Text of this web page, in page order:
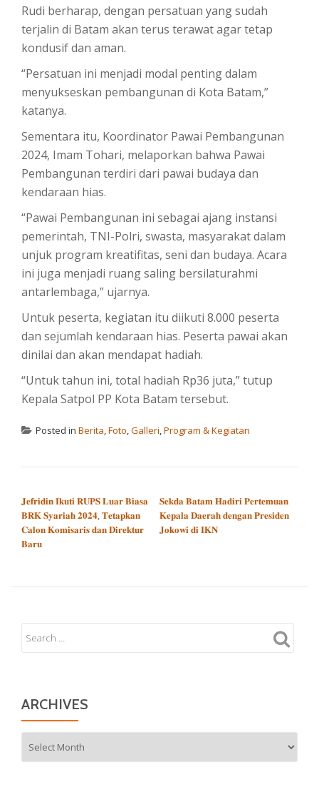
Rudi berharap, dengan persatuan yang sudah
terjalin di Batam akan terus terawat agar tetap
kondusif dan aman.
“Persatuan ini menjadi modal penting dalam
menyukseskan pembangunan di Kota Batam,”
katanya.
Sementara itu, Koordinator Pawai Pembangunan
2024, Imam Tohari, melaporkan bahwa Pawai
Pembangunan terdiri dari pawai budaya dan
kendaraan hias.
“Pawai Pembangunan ini sebagai ajang instansi
pemerintah, TNI-Polri, swasta, masyarakat dalam
unjuk program kreatifitas, seni dan budaya. Acara
ini juga menjadi ruang saling bersilaturahmi
antarlembaga,” ujarnya.
Untuk peserta, kegiatan itu diikuti 8.000 peserta
dan sejumlah kendaraan hias. Peserta pawai akan
dinilai dan akan mendapat hadiah.
“Untuk tahun ini, total hadiah Rp36 juta,” tutup
Kepala Satpol PP Kota Batam tersebut.
Posted in Berita,Foto,Galleri,Program & Kegiatan
𝐉𝐞𝐟𝐫𝐢𝐝𝐢𝐧 𝐈𝐤𝐮𝐭𝐢 𝐑𝐔𝐏𝐒 𝐋𝐮𝐚𝐫 𝐁𝐢𝐚𝐬𝐚
𝐁𝐑𝐊 𝐒𝐲𝐚𝐫𝐢𝐚𝐡 𝟐𝟎𝟐𝟒, 𝐓𝐞𝐭𝐚𝐩𝐤𝐚𝐧
𝐂𝐚𝐥𝐨𝐧 𝐊𝐨𝐦𝐢𝐬𝐚𝐫𝐢𝐬 𝐝𝐚𝐧 𝐃𝐢𝐫𝐞𝐤𝐭𝐮𝐫
𝐁𝐚𝐫𝐮
𝐒𝐞𝐤𝐝𝐚 𝐁𝐚𝐭𝐚𝐦 𝐇𝐚𝐝𝐢𝐫𝐢 𝐏𝐞𝐫𝐭𝐞𝐦𝐮𝐚𝐧
𝐊𝐞𝐩𝐚𝐥𝐚 𝐃𝐚𝐞𝐫𝐚𝐡 𝐝𝐞𝐧𝐠𝐚𝐧 𝐏𝐫𝐞𝐬𝐢𝐝𝐞𝐧
𝐉𝐨𝐤𝐨𝐰𝐢 𝐝𝐢 𝐈𝐊𝐍
ARCHIVES